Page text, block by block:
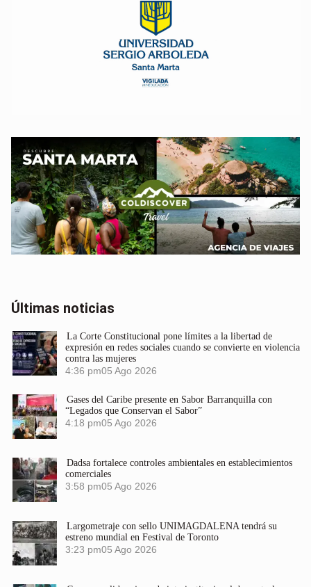
Últimas noticias
La Corte Constitucional pone límites a la libertad de
expresión en redes sociales cuando se convierte en violencia
contra las mujeres
4:36 pm05 Ago 2026
Gases del Caribe presente en Sabor Barranquilla con
“Legados que Conservan el Sabor”
4:18 pm05 Ago 2026
Dadsa fortalece controles ambientales en establecimientos
comerciales
3:58 pm05 Ago 2026
Largometraje con sello UNIMAGDALENA tendrá su
estreno mundial en Festival de Toronto
3:23 pm05 Ago 2026